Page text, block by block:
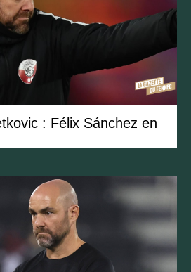
: Félix Sánchez en